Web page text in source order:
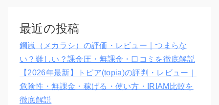
最近の投稿
鋼嵐（メカラシ）の評価・レビュー｜つまらな
い？難しい？課金圧・無課金・口コミを徹底解説
【2026年最新】トピア(topia)の評判・レビュー｜
危険性・無課金・稼げる・使い方・IRIAM比較を
徹底解説